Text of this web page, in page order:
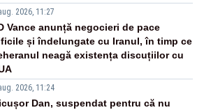
2026, 11:27
Vance anunță negocieri de pace
și îndelungate cu Iranul, în timp ce
neagă existența discuțiilor cu
2026, 11:24
Dan, suspendat pentru că nu